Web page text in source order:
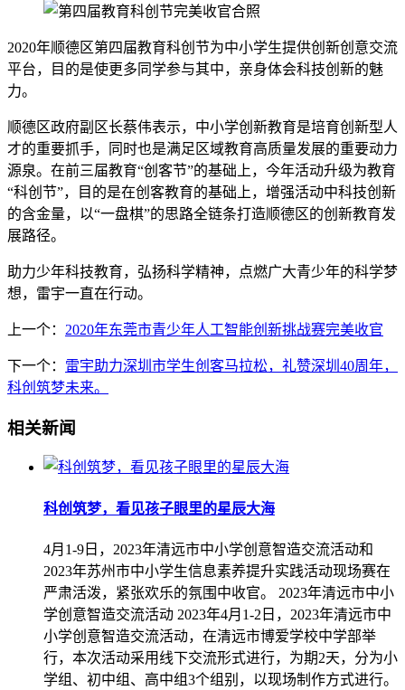
2020年顺德区第四届教育科创节为中小学生提供创新创意交流
平台，目的是使更多同学参与其中，亲身体会科技创新的魅
力。
顺德区政府副区长蔡伟表示，中小学创新教育是培育创新型人
才的重要抓手，同时也是满足区域教育高质量发展的重要动力
源泉。在前三届教育“创客节”的基础上，今年活动升级为教育
“科创节”，目的是在创客教育的基础上，增强活动中科技创新
的含金量，以“一盘棋”的思路全链条打造顺德区的创新教育发
展路径。
助力少年科技教育，弘扬科学精神，点燃广大青少年的科学梦
想，雷宇一直在行动。
上一个： 2020年东莞市青少年人工智能创新挑战赛完美收官
下一个： 雷宇助力深圳市学生创客马拉松，礼赞深圳40周年，
科创筑梦未来。
相关新闻
科创筑梦，看见孩子眼里的星辰大海
4月1-9日，2023年清远市中小学创意智造交流活动和
2023年苏州市中小学生信息素养提升实践活动现场赛在
严肃活泼，紧张欢乐的氛围中收官。 2023年清远市中小
学创意智造交流活动 2023年4月1-2日，2023年清远市中
小学创意智造交流活动，在清远市博爱学校中学部举
行，本次活动采用线下交流形式进行，为期2天，分为小
学组、初中组、高中组3个组别，以现场制作方式进行。